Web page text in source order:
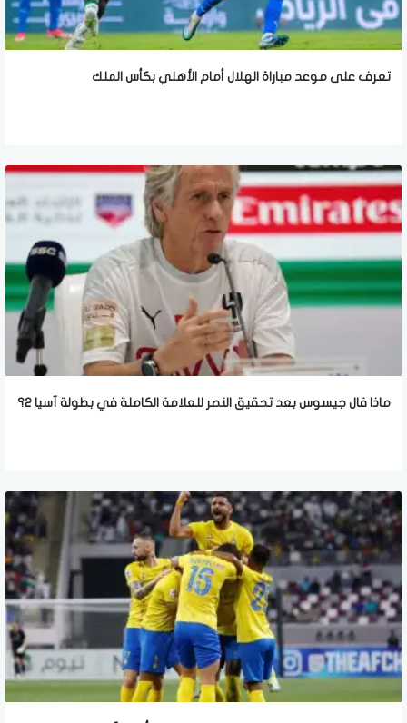
تعرف على موعد مباراة الهلال أمام الأهلي بكأس الملك
ماذا قال جيسوس بعد تحقيق النصر للعلامة الكاملة في بطولة آسيا 2؟